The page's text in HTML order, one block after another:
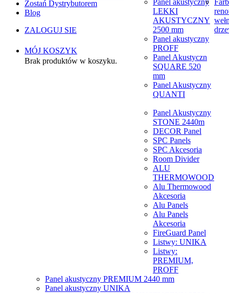
Zostań Dystrybutorem
Blog
ZALOGUJ SIE
MÓJ KOSZYK
Brak produktów w koszyku.
LEKKI
AKUSTYCZNY
2500 mm
Panel akustyczny
PROFF
Panel Akustyczn
SQUARE 520
mm
Panel Akustyczny
QUANTI
Panel Akustyczny
STONE 2440m
DECOR Panel
SPC Panels
SPC Akcesoria
Room Divider
ALU
THERMOWOOD
Alu Thermowood
Akcesoria
Alu Panels
Alu Panels
Akcesoria
FireGuard Panel
Listwy: UNIKA
Listwy:
PREMIUM,
PROFF
Panel akustyczny PREMIUM 2440 mm
Panel akustyczny UNIKA